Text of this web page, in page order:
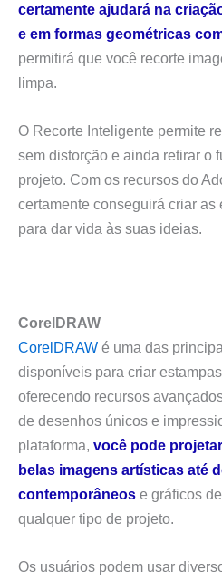
certamente ajudará na
e em formas geométricas
permitirá que você recorte
limpa.
O Recorte Inteligente permite
sem distorção e ainda retirar o
projeto. Com os recursos do
certamente conseguirá criar as
para dar vida às suas ideias.
CorelDRAW
CorelDRAW é uma das
disponíveis para criar
oferecendo recursos
de desenhos únicos e
plataforma, você pode
belas imagens artísticas até
contemporâneos e gráficos
qualquer tipo de projeto.
Os usuários podem usar